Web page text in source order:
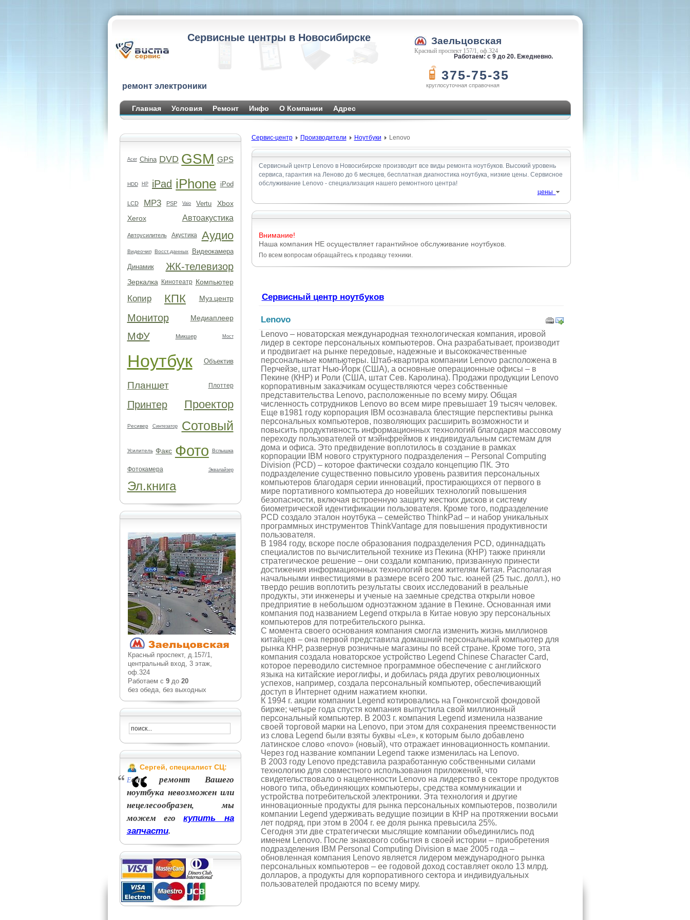
Сервисные центры в Новосибирске
ремонт электроники
Заельцовская
Красный проспект 157/1, оф.324
Работаем: с 9 до 20. Ежедневно.
375-75-35
круглосуточная справочная
Главная Условия Ремонт Инфо О Компании Адрес
Acer China DVD GSM GPS
HDD HP iPad iPhone iPod
LCD MP3 PSP Vaio Vertu
Xbox
Xerox
Автоакустика
Автоусилитель Акустика Аудио
Видеочип Восст.данных
Видеокамера
Динамик
ЖК-телевизор
Зеркалка Кинотеатр Компьютер
Копир КПК Муз.центр
Монитор Медиаплеер
МФУ Микшер Мост
Ноутбук Объектив
Планшет Плоттер
Принтер Проектор
Ресивер Синтезатор Сотовый
Усилитель Факс Фото Вспышка
Фотокамера Эквалайзер
Эл.книга
Красный проспект, д.157/1,
центральный вход, 3 этаж,
оф.324
Работаем с 9до 20
без обеда, без выходных
Сергей, специалист СЦ:
Если ремонт Вашего
ноутбука невозможен или
нецелесообразен, мы
можем егокупить на
запчасти.
Сервис-центр Производители Ноутбуки Lenovo
Сервисный центр Lenovo в Новосибирске производит все виды ремонта ноутбуков. Высокий уровень
сервиса, гарантия на Леново до 6 месяцев, бесплатная диагностика ноутбукa, низкие цены. Сервисное
обслуживание Lenovo - специализация нашего ремонтного центра!
цены
Внимание!
Наша компания НЕ осуществляет гарантийное обслуживание ноутбуков.
По всем вопросам обращайтесь к продавцу техники.
Сервисный центр ноутбуков
Lenovo
Lenovo – новаторская международная технологическая компания, ировой
лидер в секторе персональных компьютеров. Она разрабатывает, производит
и продвигает на рынке передовые, надежные и высококачественные
персональные компьютеры. Штаб-квартира компании Lenovo расположена в
Перчейзе, штат Нью-Йорк (США), а основные операционные офисы – в
Пекине (КНР) и Роли (США, штат Сев. Каролина). Продажи продукции Lenovo
корпоративным заказчикам осуществляются через собственные
представительства Lenovo, расположенные по всему миру. Общая
численность сотрудников Lenovo во всем мире превышает 19 тысяч человек.
Еще в1981 году корпорация IBM осознавала блестящие перспективы рынка
персональных компьютеров, позволяющих расширить возможности и
повысить продуктивность информационных технологий благодаря массовому
переходу пользователей от мэйнфреймов к индивидуальным системам для
дома и офиса. Это предвидение воплотилось в создание в рамках
корпорации IBM нового структурного подразделения – Personal Computing
Division (PCD) – которое фактически создало концепцию ПК. Это
подразделение существенно повысило уровень развития персональных
компьютеров благодаря серии инноваций, простирающихся от первого в
мире портативного компьютера до новейших технологий повышения
безопасности, включая встроенную защиту жестких дисков и систему
биометрической идентификации пользователя. Кроме того, подразделение
PCD создало эталон ноутбука – семейство ThinkPad – и набор уникальных
программных инструментов ThinkVantage для повышения продуктивности
пользователя.
В 1984 году, вскоре после образования подразделения PCD, одиннадцать
специалистов по вычислительной технике из Пекина (КНР) также приняли
стратегическое решение – они создали компанию, призванную принести
достижения информационных технологий всем жителям Китая. Располагая
начальными инвестициями в размере всего 200 тыс. юаней (25 тыс. долл.), но
твердо решив воплотить результаты своих исследований в реальные
продукты, эти инженеры и ученые на заемные средства открыли новое
предприятие в небольшом одноэтажном здание в Пекине. Основанная ими
компания под названием Legend открыла в Китае новую эру персональных
компьютеров для потребительского рынка.
С момента своего основания компания смогла изменить жизнь миллионов
китайцев – она первой представила домашний персональный компьютер для
рынка КНР, развернув розничные магазины по всей стране. Кроме того, эта
компания создала новаторское устройство Legend Chinese Character Card,
которое переводило системное программное обеспечение с английского
языка на китайские иероглифы, и добилась ряда других революционных
успехов, например, создала персональный компьютер, обеспечивающий
доступ в Интернет одним нажатием кнопки.
К 1994 г. акции компании Legend котировались на Гонконгской фондовой
бирже; четыре года спустя компания выпустила свой миллионный
персональный компьютер. В 2003 г. компания Legend изменила название
своей торговой марки на Lenovo, при этом для сохранения преемственности
из слова Legend были взяты буквы «Le», к которым было добавлено
латинское слово «novo» (новый), что отражает инновационность компании.
Через год название компании Legend также изменилась на Lenovo.
В 2003 году Lenovo представила разработанную собственными силами
технологию для совместного использования приложений, что
свидетельствовало о нацеленности Lenovo на лидерство в секторе продуктов
нового типа, объединяющих компьютеры, средства коммуникации и
устройства потребительской электроники. Эта технология и другие
инновационные продукты для рынка персональных компьютеров, позволили
компании Legend удерживать ведущие позиции в КНР на протяжении восьми
лет подряд, при этом в 2004 г. ее доля рынка превысила 25%.
Сегодня эти две стратегически мыслящие компании объединились под
именем Lenovo. После знакового события в своей истории – приобретения
подразделения IBM Personal Computing Division в мае 2005 года –
обновленная компания Lenovo является лидером международного рынка
персональных компьютеров – ее годовой доход составляет около 13 млрд.
долларов, а продукты для корпоративного сектора и индивидуальных
пользователей продаются по всему миру.